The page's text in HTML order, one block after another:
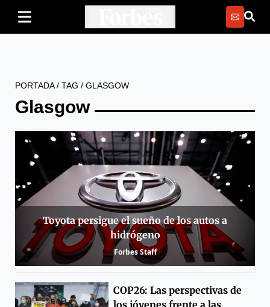
PORTADA/ TAG / GLASGOW
Glasgow
Toyota persigue el sueño de los autos a
hidrógeno
Forbes Staff
COP26: Las perspectivas de
los jóvenes frente a las